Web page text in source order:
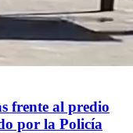
frente al predio
por la Policía